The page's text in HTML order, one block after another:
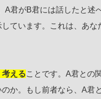
君がB君には話したと述
しています。これは、あ
えることです。A君との
か。もし前者なら、A君